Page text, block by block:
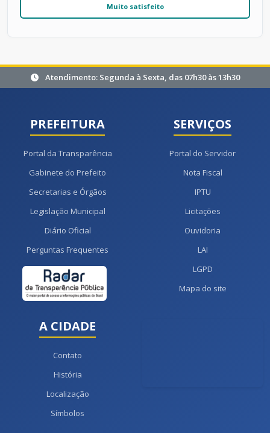
Muito satisfeito
Atendimento: Segunda à Sexta, das 07h30 às 13h30
PREFEITURA
Portal da Transparência
Gabinete do Prefeito
Secretarias e Órgãos
Legislação Municipal
Diário Oficial
Perguntas Frequentes
SERVIÇOS
Portal do Servidor
Nota Fiscal
IPTU
Licitações
Ouvidoria
LAI
LGPD
Mapa do site
A CIDADE
Contato
História
Localização
Símbolos